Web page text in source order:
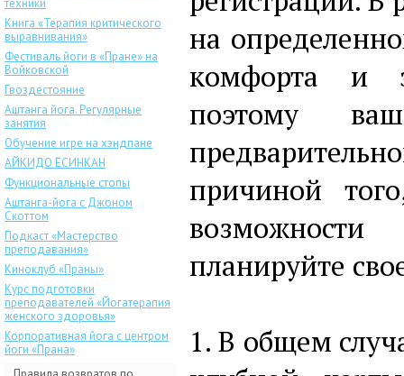
техники
Книга «Терапия критического
выравнивания»
Фестиваль йоги в «Пране» на
Войковской
Гвоздестояние
Аштанга йога. Регулярные
занятия
Обучение игре на хэндпане
АЙКИДО ЁСИНКАН
Функциональные стопы
Аштанга-йога с Джоном
Скоттом
Подкаст «Мастерство
преподавания»
Киноклуб «Праны»
Курс подготовки
преподавателей «Йогатерапия
женского здоровья»
Корпоративная йога с центром
йоги «Прана»
на
комфорта и
поэтому
причиной
планируйте
1. В общем